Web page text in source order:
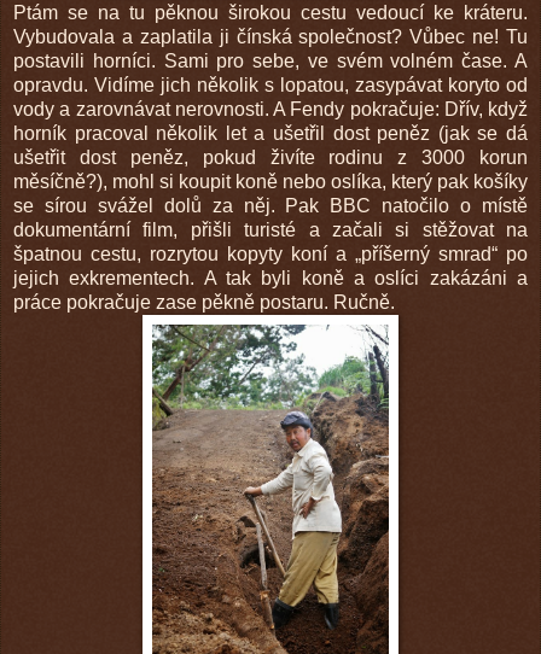
Ptám se na tu pěknou širokou cestu vedoucí ke kráteru.
Vybudovala a zaplatila ji čínská společnost? Vůbec ne! Tu
postavili horníci. Sami pro sebe, ve svém volném čase. A
opravdu. Vidíme jich několik s lopatou, zasypávat koryto od
vody a zarovnávat nerovnosti. A Fendy pokračuje: Dřív, když
horník pracoval několik let a ušetřil dost peněz (jak se dá
ušetřit dost peněz, pokud živíte rodinu z 3000 korun
měsíčně?), mohl si koupit koně nebo oslíka, který pak košíky
se sírou svážel dolů za něj. Pak BBC natočilo o místě
dokumentární film, přišli turisté a začali si stěžovat na
špatnou cestu, rozrytou kopyty koní a „příšerný smrad“ po
jejich exkrementech. A tak byli koně a oslíci zakázáni a
práce pokračuje zase pěkně postaru. Ručně.